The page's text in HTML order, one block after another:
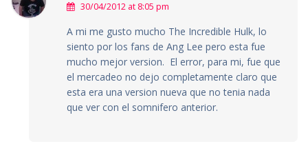
30/04/2012 at 8:05 pm
A mi me gusto mucho The Incredible Hulk, lo
siento por los fans de Ang Lee pero esta fue
mucho mejor version. El error, para mi, fue que
el mercadeo no dejo completamente claro que
esta era una version nueva que no tenia nada
que ver con el somnifero anterior.